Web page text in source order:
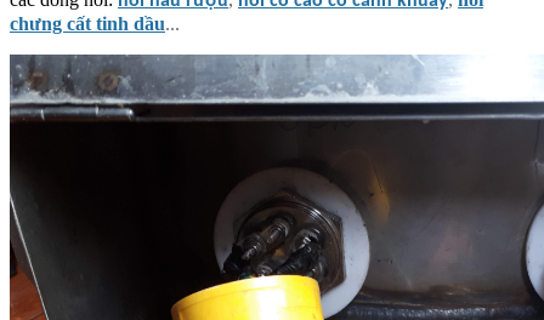
chưng cất tinh dầu...